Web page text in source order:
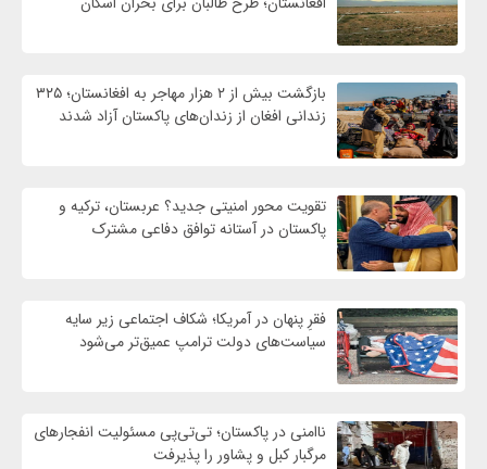
بازگشت بیش از ۲ هزار مهاجر به افغانستان؛ ۳۲۵
زندانی افغان از زندان‌های پاکستان آزاد شدند
تقویت محور امنیتی جدید؟ عربستان، ترکیه و
پاکستان در آستانه توافق دفاعی مشترک
فقرِ پنهان در آمریکا؛ شکاف اجتماعی زیر سایه
سیاست‌های دولت ترامپ عمیق‌تر می‌شود
ناامنی در پاکستان؛ تی‌تی‌پی مسئولیت انفجارهای
مرگبار کبل و پشاور را پذیرفت